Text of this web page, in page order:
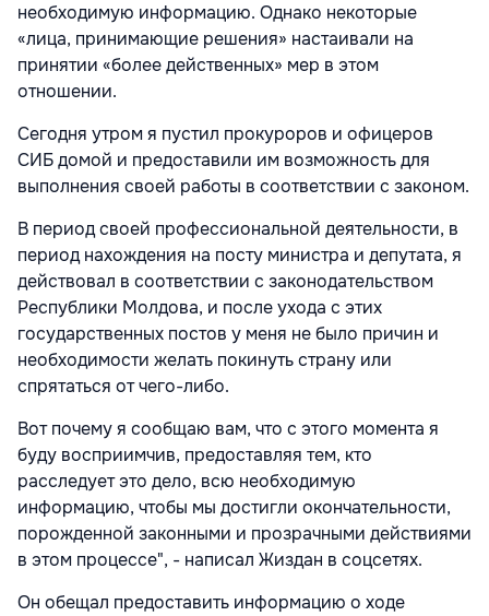
необходимую информацию. Однако некоторые
«лица, принимающие решения» настаивали на
принятии «более действенных» мер в этом
отношении.
Сегодня утром я пустил прокуроров и офицеров
СИБ домой и предоставили им возможность для
выполнения своей работы в соответствии с законом.
В период своей профессиональной деятельности, в
период нахождения на посту министра и депутата, я
действовал в соответствии с законодательством
Республики Молдова, и после ухода с этих
государственных постов у меня не было причин и
необходимости желать покинуть страну или
спрятаться от чего-либо.
Вот почему я сообщаю вам, что с этого момента я
буду восприимчив, предоставляя тем, кто
расследует это дело, всю необходимую
информацию, чтобы мы достигли окончательности,
порожденной законными и прозрачными действиями
в этом процессе", - написал Жиздан в соцсетях.
Он обещал предоставить информацию о ходе